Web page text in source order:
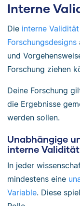
Interne
Die interne Validität
Forschungsdesigns
und
Forschung ziehen
Deine Forschung
die Ergebnisse
werden sollen.
Unabhängige
interne Validität
In jeder
mindestens eine
Variable. Diese